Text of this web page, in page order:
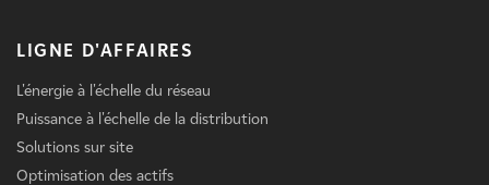
LIGNE D'AFFAIRES
L'énergie à l'échelle du réseau
Puissance à l'échelle de la distribution
Solutions sur site
Optimisation des actifs